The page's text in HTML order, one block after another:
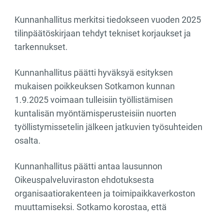
Kunnanhallitus merkitsi tiedokseen vuoden 2025
tilinpäätöskirjaan tehdyt tekniset korjaukset ja
tarkennukset.
Kunnanhallitus päätti hyväksyä esityksen
mukaisen poikkeuksen Sotkamon kunnan
1.9.2025 voimaan tulleisiin työllistämisen
kuntalisän myöntämisperusteisiin nuorten
työllistymissetelin jälkeen jatkuvien työsuhteiden
osalta.
Kunnanhallitus päätti antaa lausunnon
Oikeuspalveluviraston ehdotuksesta
organisaatiorakenteen ja toimipaikkaverkoston
muuttamiseksi. Sotkamo korostaa, että